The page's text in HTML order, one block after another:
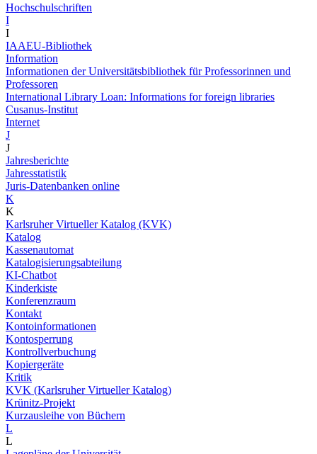
Hochschulschriften
I
I
IAAEU-Bibliothek
Information
Informationen der Universitätsbibliothek für Professorinnen und
Professoren
International Library Loan: Informations for foreign libraries
Cusanus-Institut
Internet
J
J
Jahresberichte
Jahresstatistik
Juris-Datenbanken online
K
K
Karlsruher Virtueller Katalog (KVK)
Katalog
Kassenautomat
Katalogisierungsabteilung
KI-Chatbot
Kinderkiste
Konferenzraum
Kontakt
Kontoinformationen
Kontosperrung
Kontrollverbuchung
Kopiergeräte
Kritik
KVK (Karlsruher Virtueller Katalog)
Krünitz-Projekt
Kurzausleihe von Büchern
L
L